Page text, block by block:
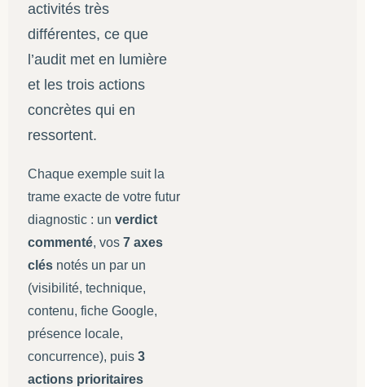
activités très
différentes, ce que
l’audit met en lumière
et les trois actions
concrètes qui en
ressortent.
Chaque exemple suit la
trame exacte de votre futur
diagnostic : un verdict
commenté, vos 7 axes
clés notés un par un
(visibilité, technique,
contenu, fiche Google,
présence locale,
concurrence), puis 3
actions prioritaires